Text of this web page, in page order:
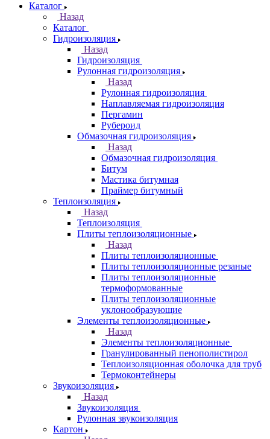
Каталог
Назад
Каталог
Гидроизоляция
Назад
Гидроизоляция
Рулонная гидроизоляция
Назад
Рулонная гидроизоляция
Наплавляемая гидроизоляция
Пергамин
Рубероид
Обмазочная гидроизоляция
Назад
Обмазочная гидроизоляция
Битум
Мастика битумная
Праймер битумный
Теплоизоляция
Назад
Теплоизоляция
Плиты теплоизоляционные
Назад
Плиты теплоизоляционные
Плиты теплоизоляционные резаные
Плиты теплоизоляционные
термоформованные
Плиты теплоизоляционные
уклонообразующие
Элементы теплоизоляционные
Назад
Элементы теплоизоляционные
Гранулированный пенополистирол
Теплоизоляционная оболочка для труб
Термоконтейнеры
Звукоизоляция
Назад
Звукоизоляция
Рулонная звукоизоляция
Картон